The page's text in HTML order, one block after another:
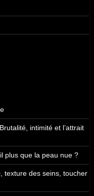
intimité et l’attrait
plus que la peau nue ?
texture des seins, toucher